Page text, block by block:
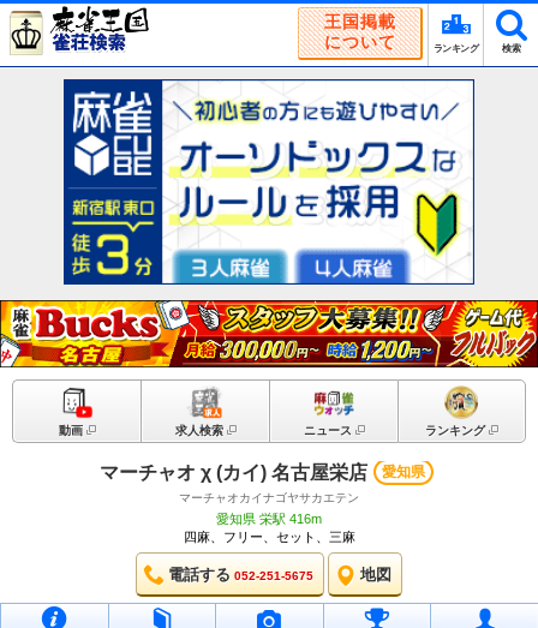
王国掲載
について
ランキング 検索
動画 求人検索 ニュース ランキング
マーチャオ χ (カイ) 名古屋栄店 愛知県
マーチャオカイナゴヤサカエテン
愛知県 栄駅 416m
四麻、フリー、セット、三麻
電話する 052-251-5675 地図